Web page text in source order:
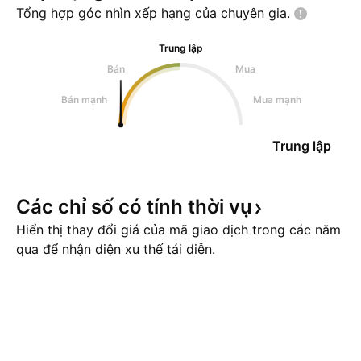
Tổng hợp góc nhìn xếp hạng của chuyên gia.
Trung lập
Bán
Mua
Bán mạnh Mua mạnh
Trung lập
Các chỉ số có tính thời vụ
Hiển thị thay đổi giá của mã giao dịch trong các năm
qua để nhận diện xu thế tái diễn.